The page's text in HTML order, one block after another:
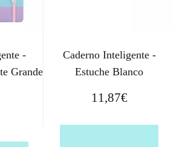
-
Grande
Caderno Inteligente -
Estuche Blanco
11,87€